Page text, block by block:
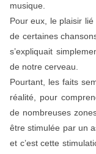
musique.
Pour eux, le plaisir
de certaines
s’expliquait
de notre cerveau.
Pourtant, les faits
réalité, pour
de nombreuses
être stimulée par un
et c’est cette